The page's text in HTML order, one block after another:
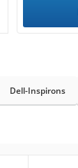
Dell-Inspirons